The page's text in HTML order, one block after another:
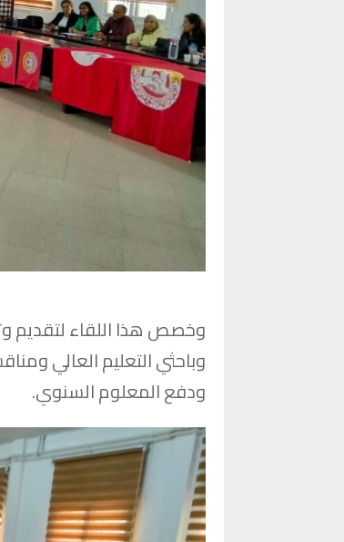
وخصص هذا اللقاء لتقديم
وباحثي التعليم العالي
ودفع المعلوم السنوي.